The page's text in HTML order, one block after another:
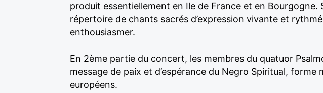
produit essentiellement en Ile de France et en Bourgogne.
répertoire de chants sacrés d’expression vivante et
enthousiasmer.
En 2ème partie du concert, les membres du quatuor
message de paix et d’espérance du Negro Spiritual,
européens.